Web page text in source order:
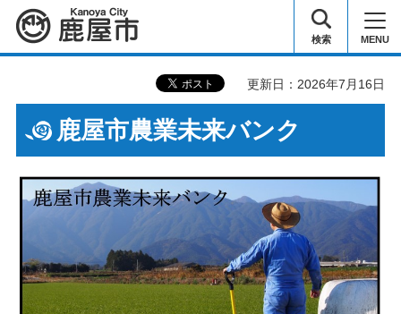
鹿屋市 検索 MENU
更新日：2026年7月16日
鹿屋市農業未来バンク